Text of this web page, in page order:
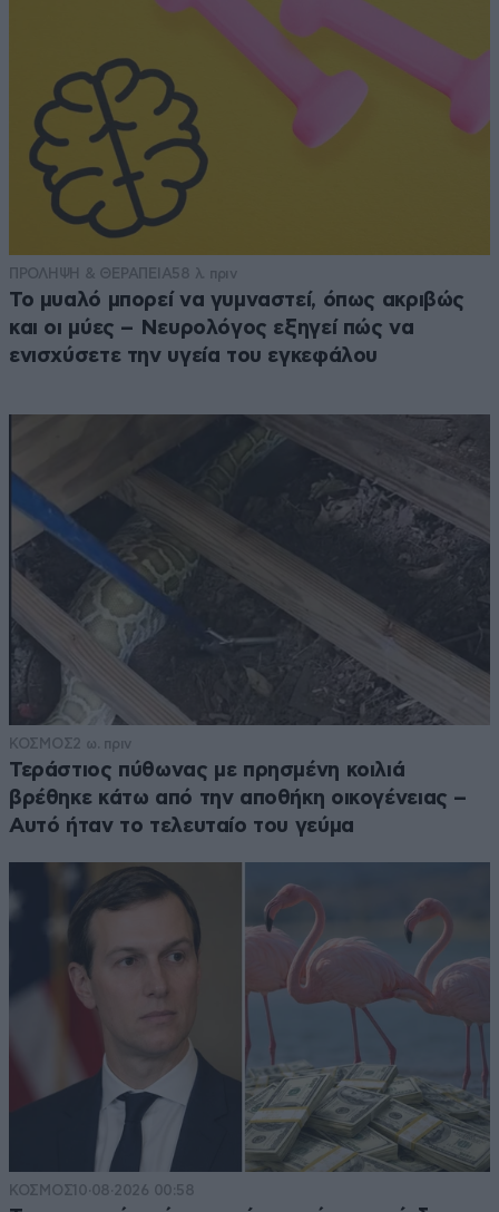
ΠΡΟΛΗΨΗ & ΘΕΡΑΠΕΙΑ58 λ. πριν
Το μυαλό μπορεί να γυμναστεί, όπως ακριβώς
και οι μύες – Νευρολόγος εξηγεί πώς να
ενισχύσετε την υγεία του εγκεφάλου
ΚΟΣΜΟΣ2 ω. πριν
Τεράστιος πύθωνας με πρησμένη κοιλιά
βρέθηκε κάτω από την αποθήκη οικογένειας –
Αυτό ήταν το τελευταίο του γεύμα
ΚΟΣΜΟΣ10·08·2026 00:58